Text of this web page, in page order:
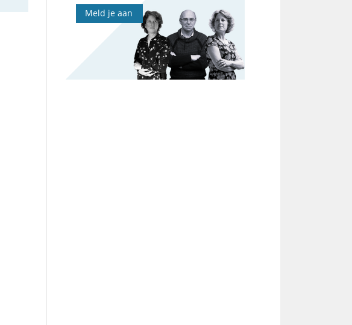
Meld je aan